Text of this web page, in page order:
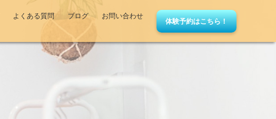
よくある質問 ブログ お問い合わせ
体験予約はこちら！